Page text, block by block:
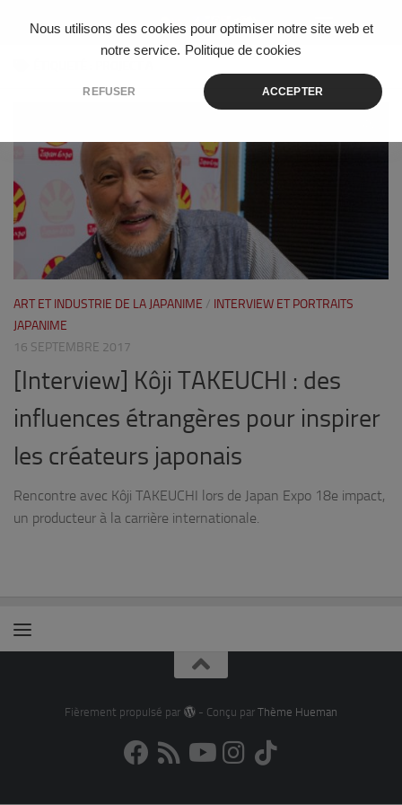
Nous utilisons des cookies pour optimiser notre site web et
notre service. Politique de cookies
REFUSER ACCEPTER
Skip to content
ART ET INDUSTRIE DE LA JAPANIME / INTERVIEW ET PORTRAITS
JAPANIME
16 SEPTEMBRE 2017
[Interview] Kôji TAKEUCHI : des
influences étrangères pour inspirer
les créateurs japonais
Rencontre avec Kôji TAKEUCHI lors de Japan Expo 18e impact,
un producteur à la carrière internationale.
Fièrement propulsé par - Conçu par Thème Hueman